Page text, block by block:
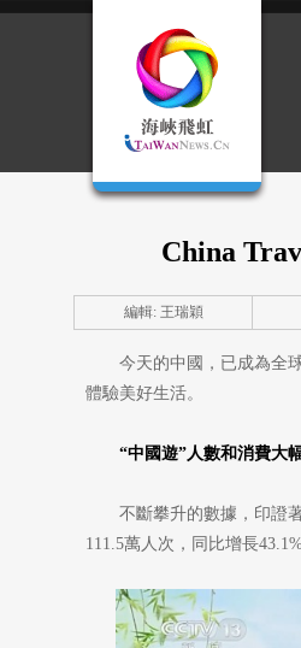
China
編輯: 王瑞穎
今天的中國，已成為全
體驗美好生活。
“中國遊”人數和消費大
不斷攀升的數據，印證
111.5萬人次，同比增長